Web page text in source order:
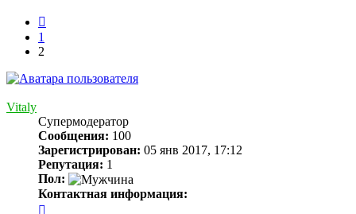
1
2
Vitaly
Супермодератор
Сообщения: 100
Зарегистрирован: 05 янв 2017, 17:12
Репутация: 1
Пол:
Контактная информация: